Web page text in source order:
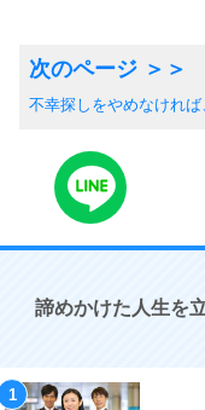
不幸探しをやめなければ
諦めかけた人生を